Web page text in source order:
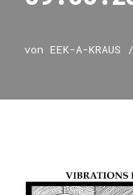
von EEK-A-KRAUS